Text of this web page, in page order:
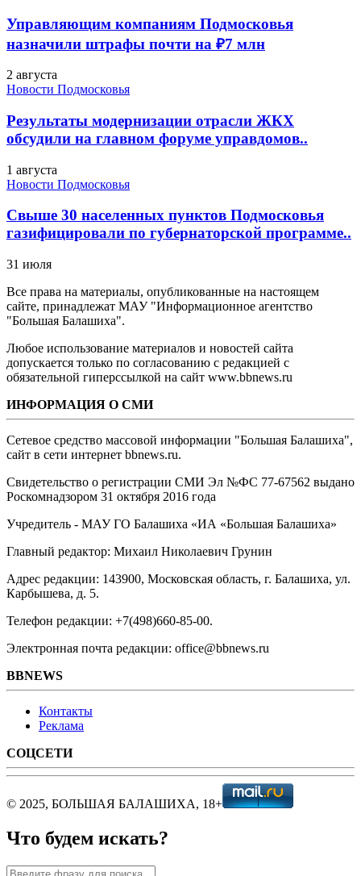
Управляющим компаниям Подмосковья
назначили штрафы почти на ₽7 млн
2 августа
Новости Подмосковья
Результаты модернизации отрасли ЖКХ
обсудили на главном форуме управдомов..
1 августа
Новости Подмосковья
Свыше 30 населенных пунктов Подмосковья
газифицировали по губернаторской программе..
31 июля
Все права на материалы, опубликованные на настоящем
сайте, принадлежат МАУ "Информационное агентство
"Большая Балашиха".
Любое использование материалов и новостей сайта
допускается только по согласованию с редакцией с
обязательной гиперссылкой на сайт www.bbnews.ru
ИНФОРМАЦИЯ О СМИ
Сетевое средство массовой информации "Большая Балашиха",
сайт в сети интернет bbnews.ru.
Свидетельство о регистрации СМИ Эл №ФС ‎77-67562 выдано
Роскомнадзором 31 октября 2016 года
Учредитель - МАУ ГО Балашиха «ИА «Большая Балашиха»
Главный редактор: Михаил Николаевич Грунин
Адрес редакции: 143900, Московская область, г. Балашиха, ул.
Карбышева, д. 5.
Телефон редакции: +7(498)660-85-00.
Электронная почта редакции: office@bbnews.ru
BBNEWS
Контакты
Реклама
СОЦСЕТИ
© 2025, БОЛЬШАЯ БАЛАШИХА, 18+
Что будем искать?